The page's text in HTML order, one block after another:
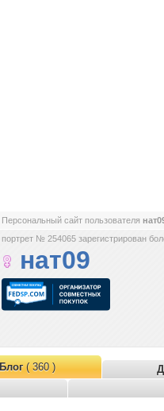
Персональный сайт пользователя
портрет № 254065 зарегистрирован
нат09
Блог( 360 )